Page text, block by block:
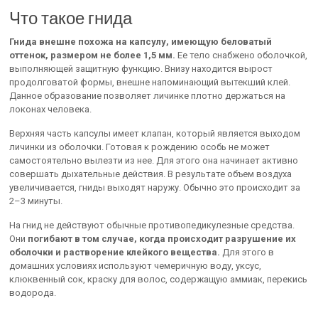
Что такое гнида
Гнида внешне похожа на капсулу, имеющую беловатый
оттенок, размером не более 1,5 мм. Ее тело снабжено оболочкой,
выполняющей защитную функцию. Внизу находится вырост
продолговатой формы, внешне напоминающий вытекший клей.
Данное образование позволяет личинке плотно держаться на
локонах человека.
Верхняя часть капсулы имеет клапан, который является выходом
личинки из оболочки. Готовая к рождению особь не может
самостоятельно вылезти из нее. Для этого она начинает активно
совершать дыхательные действия. В результате объем воздуха
увеличивается, гниды выходят наружу. Обычно это происходит за
2–3 минуты.
На гнид не действуют обычные противопедикулезные средства.
Они погибают в том случае, когда происходит разрушение их
оболочки и растворение клейкого вещества. Для этого в
домашних условиях используют чемеричную воду, уксус,
клюквенный сок, краску для волос, содержащую аммиак, перекись
водорода.